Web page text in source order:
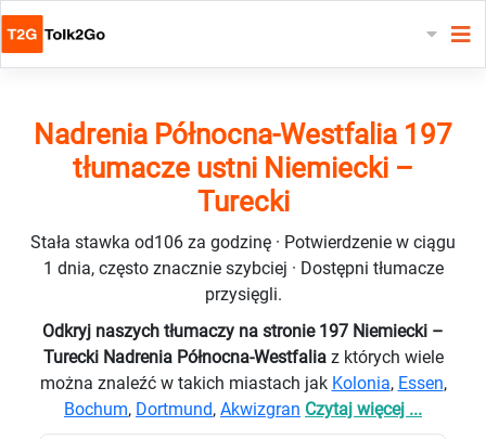
Nadrenia Północna-Westfalia 197
tłumacze ustni Niemiecki –
Turecki
Stała stawka od106 za godzinę · Potwierdzenie w ciągu
1 dnia, często znacznie szybciej · Dostępni tłumacze
przysięgli.
Odkryj naszych tłumaczy na stronie 197 Niemiecki –
Turecki Nadrenia Północna-Westfalia z których wiele
można znaleźć w takich miastach jak Kolonia, Essen,
Bochum, Dortmund, Akwizgran Czytaj więcej ...